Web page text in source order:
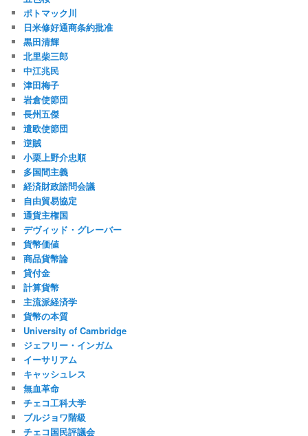
ポトマック川
日米修好通商条約批准
黒田清輝
北里柴三郎
中江兆民
津田梅子
岩倉使節団
長州五傑
遣欧使節団
逆賊
小栗上野介忠順
多国間主義
経済財政諮問会議
自由貿易協定
通貨主権国
デヴィッド・グレーバー
貨幣価値
商品貨幣論
貸付金
計算貨幣
主流派経済学
貨幣の本質
University of Cambridge
ジェフリー・インガム
イーサリアム
キャッシュレス
無血革命
チェコ工科大学
ブルジョワ階級
チェコ国民評議会